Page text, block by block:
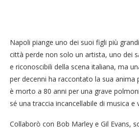
Napoli piange uno dei suoi figli più
città perde non solo un artista, uno dei
e riconoscibili della scena italiana, ma
per decenni ha raccontato la sua anima
è morto a 80 anni per una grave
sé una traccia incancellabile di musica e
Collaborò con Bob Marley e Gil Evans,